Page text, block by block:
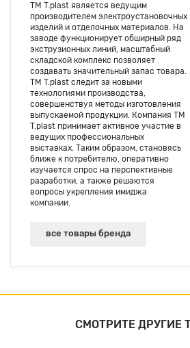
ТМ T.plast является ведущим
производителем электроустановочных
изделий и отделочных материалов. На
заводе функционирует обширный ряд
экструзионных линий, масштабный
складской комплекс позволяет
создавать значительный запас товара.
ТМ T.plast следит за новыми
технологиями производства,
совершенствуя методы изготовления
выпускаемой продукции. Компания ТМ
T.plast принимает активное участие в
ведущих профессиональных
выставках. Таким образом, становясь
ближе к потребителю, оперативно
изучается спрос на перспективные
разработки, а также решаются
вопросы укрепления имиджа
компании.
все товары бренда
СМОТРИТЕ ДРУГИЕ